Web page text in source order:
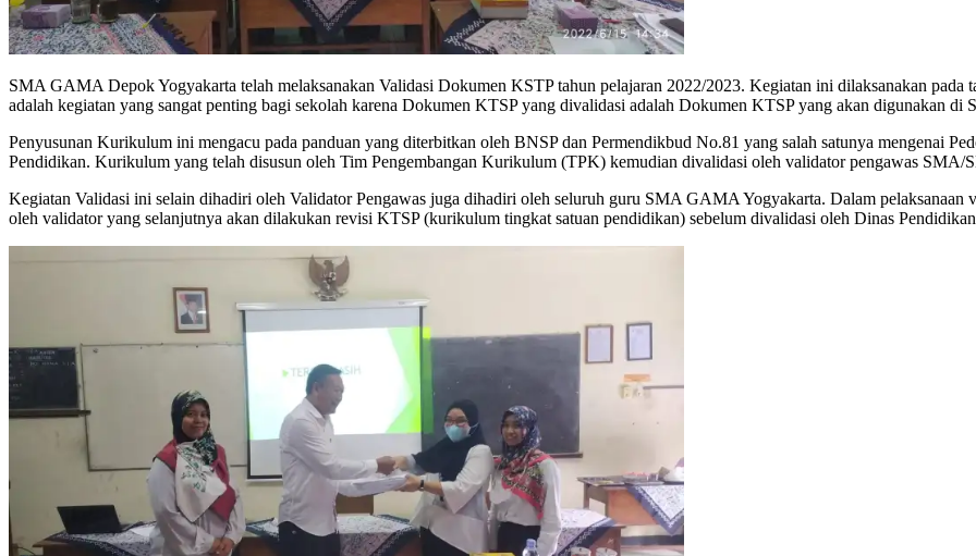
SMA GAMA Depok Yogyakarta telah melaksanakan Validasi Dokumen KSTP tahun pelajaran 2022/2023. Kegiatan ini dilaksanakan
adalah kegiatan yang sangat penting bagi sekolah karena Dokumen KTSP yang divalidasi adalah Dokumen KTSP yang akan digunakan
Penyusunan Kurikulum ini mengacu pada panduan yang diterbitkan oleh BNSP dan Permendikbud No.81 yang salah satunya mengenai
Pendidikan. Kurikulum yang telah disusun oleh Tim Pengembangan Kurikulum (TPK) kemudian divalidasi oleh validator pengawas
Kegiatan Validasi ini selain dihadiri oleh Validator Pengawas juga dihadiri oleh seluruh guru SMA GAMA Yogyakarta. Dalam pelaksanaan
oleh validator yang selanjutnya akan dilakukan revisi KTSP (kurikulum tingkat satuan pendidikan) sebelum divalidasi oleh Dinas